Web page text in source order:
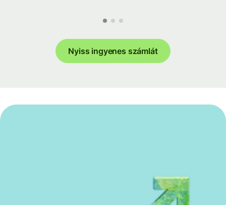
Nyiss ingyenes számlát